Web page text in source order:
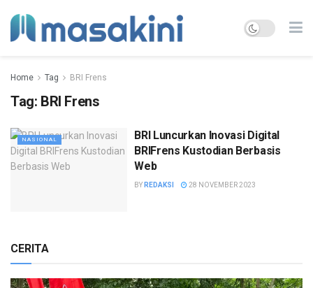
Home Tag BRI Frens
Tag: BRI Frens
NASIONAL
BRI Luncurkan Inovasi Digital
BRIFrens Kustodian Berbasis
Web
BY REDAKSI 28 NOVEMBER 2023
CERITA